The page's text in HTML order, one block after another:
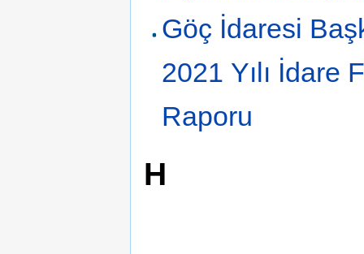
Göç İdaresi
2021 Yılı İdare
Raporu
H